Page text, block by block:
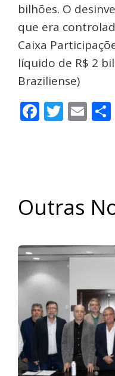
bilhões. O
que era
Caixa
líquido de R$ 2
Braziliense)
Facebook
Twitter
Outras